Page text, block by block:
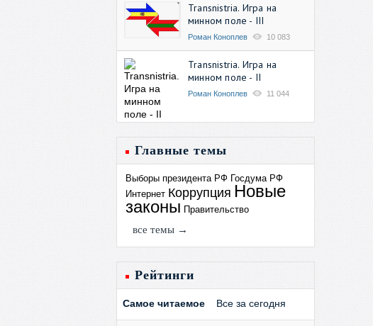
Transnistria. Игра на
минном поле - III
Роман Коноплев 10 083
Transnistria. Игра на
минном поле - II
Роман Коноплев 11 044
Главные темы
Выборы президента РФ Госдума РФ
Интернет Коррупция Новые
законы Правительство
все темы →
Рейтинги
Самое читаемое Все за сегодня